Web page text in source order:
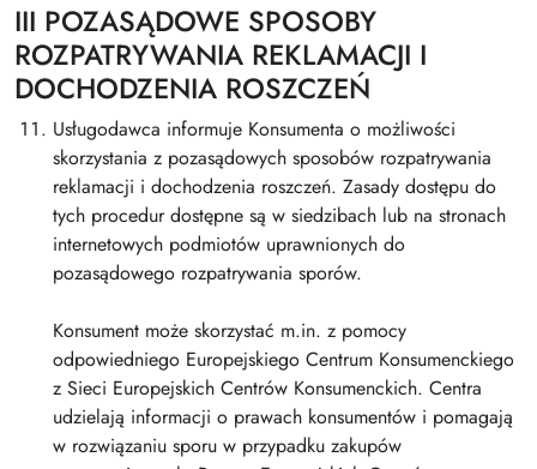
III POZASĄDOWE SPOSOBY
ROZPATRYWANIA REKLAMACJI I
DOCHODZENIA ROSZCZEŃ
Usługodawca informuje Konsumenta o możliwości
skorzystania z pozasądowych sposobów rozpatrywania
reklamacji i dochodzenia roszczeń. Zasady dostępu do
tych procedur dostępne są w siedzibach lub na stronach
internetowych podmiotów uprawnionych do
pozasądowego rozpatrywania sporów.
Konsument może skorzystać m.in. z pomocy
odpowiedniego Europejskiego Centrum Konsumenckiego
z Sieci Europejskich Centrów Konsumenckich. Centra
udzielają informacji o prawach konsumentów i pomagają
w rozwiązaniu sporu w przypadku zakupów